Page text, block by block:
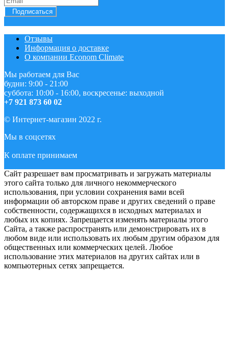
Подписаться
Отзывы
Информация о доставке
О компании Econom Climate
Мы работаем для Вас
будни: 9:00 - 21:00
суббота: 10:00 - 16:00, воскресенье: выходной
+7 921 873 60 02
© Интернет-магазин 2022 г.
Мы в соцсетях
К оплате принимаем
Сайт разрешает вам просматривать и загружать материалы
этого сайта только для личного некоммерческого
использования, при условии сохранения вами всей
информации об авторском праве и других сведений о праве
собственности, содержащихся в исходных материалах и
любых их копиях. Запрещается изменять материалы этого
Сайта, а также распространять или демонстрировать их в
любом виде или использовать их любым другим образом для
общественных или коммерческих целей. Любое
использование этих материалов на других сайтах или в
компьютерных сетях запрещается.